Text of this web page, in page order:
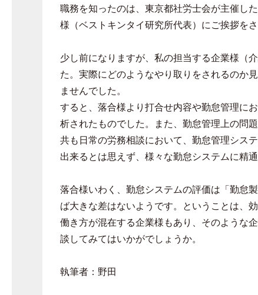
職務を知ったのは、東京都社労士会が主催し
様（ベストキンタイ研究所代表）にご挨拶を
少し前になりますが、私の担当する企業様（
た。実際にどのようなやり取りをされるのか
ませんでした。
すると、落合様より打合せ内容や勤怠管理に
析されたものでした。また、勤怠管理上の問
共も日常の労務相談において、勤怠管理シス
出来るとは思えず、様々な勤怠システムに精
落合様いわく、勤怠システムの評価は「勤怠
ば大きな差はないようです。ということは、
働き方が混在する企業様もあり、そのような
談してみてはいかがでしょうか。
執筆者：野田